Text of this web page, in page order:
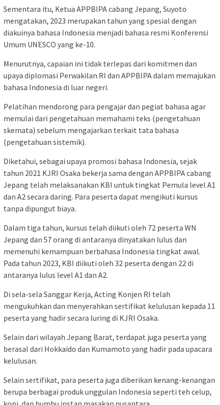
Sementara itu, Ketua APPBIPA cabang Jepang, Suyoto
mengatakan, 2023 merupakan tahun yang spesial dengan
diakuinya bahasa Indonesia menjadi bahasa resmi Konferensi
Umum UNESCO yang ke-10.
Menurutnya, capaian ini tidak terlepas dari komitmen dan
upaya diplomasi Perwakilan RI dan APPBIPA dalam memajukan
bahasa Indonesia di luar negeri.
Pelatihan mendorong para pengajar dan pegiat bahasa agar
memulai dari pengetahuan memahami teks (pengetahuan
skemata) sebelum mengajarkan terkait tata bahasa
(pengetahuan sistemik).
Diketahui, sebagai upaya promosi bahasa Indonesia, sejak
tahun 2021 KJRI Osaka bekerja sama dengan APPBIPA cabang
Jepang telah melaksanakan KBI untuk tingkat Pemula level A1
dan A2 secara daring. Para peserta dapat mengikuti kursus
tanpa dipungut biaya.
Dalam tiga tahun, kursus telah diikuti oleh 72 peserta WN
Jepang dan 57 orang di antaranya dinyatakan lulus dan
memenuhi kemampuan berbahasa Indonesia tingkat awal.
Pada tahun 2023, KBI diikuti oleh 32 peserta dengan 22 di
antaranya lulus level A1 dan A2.
Di sela-sela Sanggar Kerja, Acting Konjen RI telah
mengukuhkan dan menyerahkan sertifikat kelulusan kepada 11
peserta yang hadir secara luring di KJRI Osaka.
Selain dari wilayah Jepang Barat, terdapat juga peserta yang
berasal dari Hokkaido dan Kumamoto yang hadir pada upacara
kelulusan.
Selain sertifikat, para peserta juga diberikan kenang-kenangan
berupa berbagai produk unggulan Indonesia seperti teh celup,